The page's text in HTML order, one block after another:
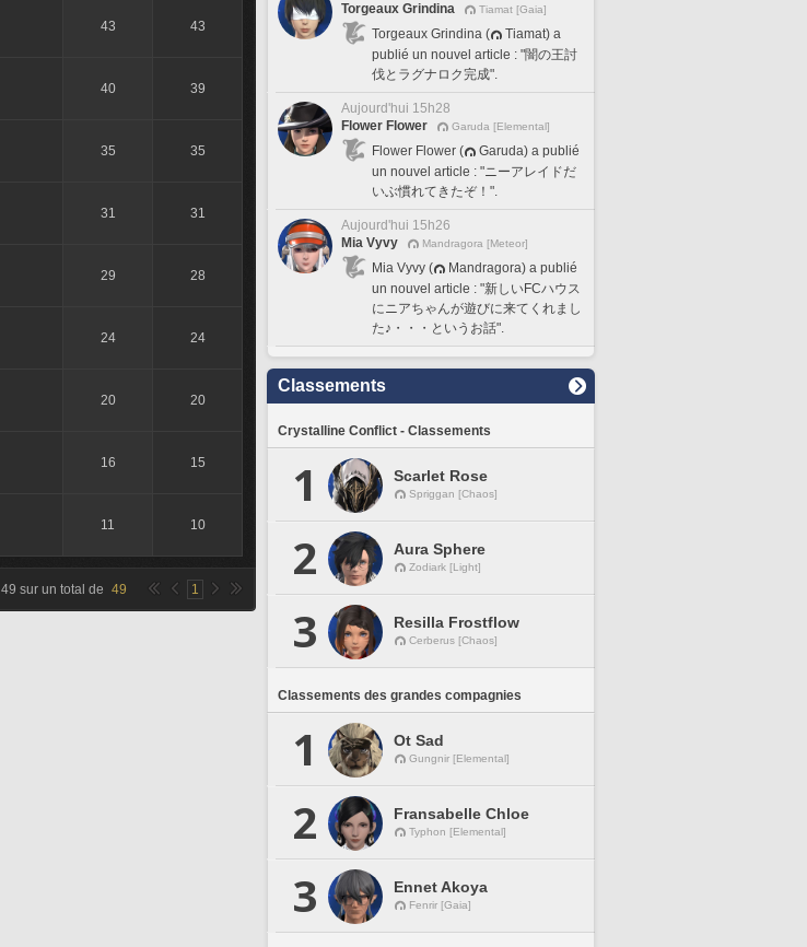
43 43
40 39
35 35
31 31
29 28
24 24
20 20
16 15
11 10
49 sur un total de 49 1
Torgeaux Grindina
Tiamat [Gaia]
Torgeaux Grindina (
Tiamat) a
publié un nouvel article : "闇の王討
伐とラグナロク完成".
Aujourd'hui 15h28
Flower Flower
Garuda [Elemental]
Flower Flower (
Garuda) a publié
un nouvel article : "ニーアレイドだ
いぶ慣れてきたぞ！".
Aujourd'hui 15h26
Mia Vyvy
Mandragora [Meteor]
Mia Vyvy (
Mandragora) a publié
un nouvel article : "新しいFCハウス
にニアちゃんが遊びに来てくれまし
た♪・・・というお話".
Classements
Crystalline Conflict - Classements
1 Scarlet Rose
Spriggan [Chaos]
2 Aura Sphere
Zodiark [Light]
3 Resilla Frostflow
Cerberus [Chaos]
Classements des grandes compagnies
1 Ot Sad
Gungnir [Elemental]
2 Fransabelle Chloe
Typhon [Elemental]
3 Ennet Akoya
Fenrir [Gaia]